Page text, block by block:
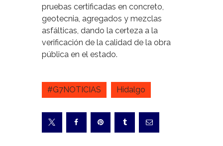
pruebas certificadas en concreto,
geotecnia, agregados y mezclas
asfálticas, dando la certeza a la
verificación de la calidad de la obra
pública en el estado.
#G7NOTICIAS Hidalgo